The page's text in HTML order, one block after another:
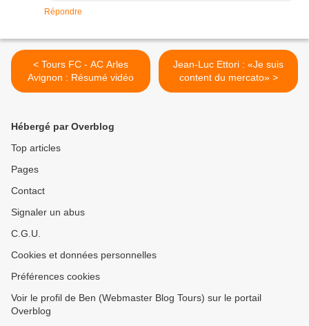
Répondre
< Tours FC - AC Arles
Avignon : Résumé vidéo
Jean-Luc Ettori : «Je suis
content du mercato» >
Hébergé par Overblog
Top articles
Pages
Contact
Signaler un abus
C.G.U.
Cookies et données personnelles
Préférences cookies
Voir le profil de Ben (Webmaster Blog Tours) sur le portail
Overblog